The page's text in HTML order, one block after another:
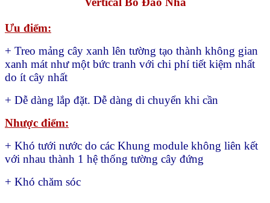
Ưu điểm:
+ Treo mảng cây xanh lên tường tạo thành không gian
xanh mát như một bức tranh với chi phí tiết kiệm nhất
do ít cây nhất
+ Dễ dàng lắp đặt. Dễ dàng di chuyển khi cần
Nhược điểm:
+ Khó tưới nước do các Khung module không liên kết
với nhau thành 1 hệ thống tường cây đứng
+ Khó chăm sóc